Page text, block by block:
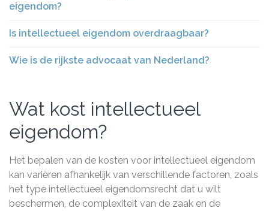
eigendom?
Is intellectueel eigendom overdraagbaar?
Wie is de rijkste advocaat van Nederland?
Wat kost intellectueel
eigendom?
Het bepalen van de kosten voor intellectueel eigendom
kan variëren afhankelijk van verschillende factoren, zoals
het type intellectueel eigendomsrecht dat u wilt
beschermen, de complexiteit van de zaak en de